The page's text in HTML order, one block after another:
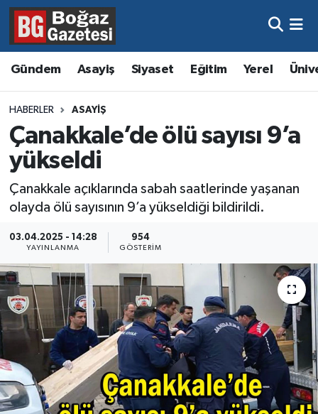
Gündem Asayiş Siyaset Eğitim Yerel
HABERLER ASAYIŞ
Çanakkale’de ölü sayısı 9’a
yükseldi
Çanakkale açıklarında sabah saatlerinde yaşanan
olayda ölü sayısının 9’a yükseldiği bildirildi.
03.04.2025 - 14:28
YAYINLANMA
954
GÖSTERIM
Asayiş
Eğitim
Ekonomi
Gündem
Kültür ve Sanat
Magazin
Resmi İlanlar
Sağlık
Hava Durumu
Trafik Durumu
Süper Lig Puan Durumu ve Fikstür
Tüm Manşetler
Son Dakika Haberleri
Haber Arşivi